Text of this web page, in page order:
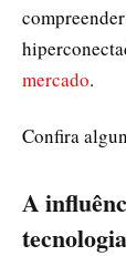
mercado.
Confira
A
tecnologia